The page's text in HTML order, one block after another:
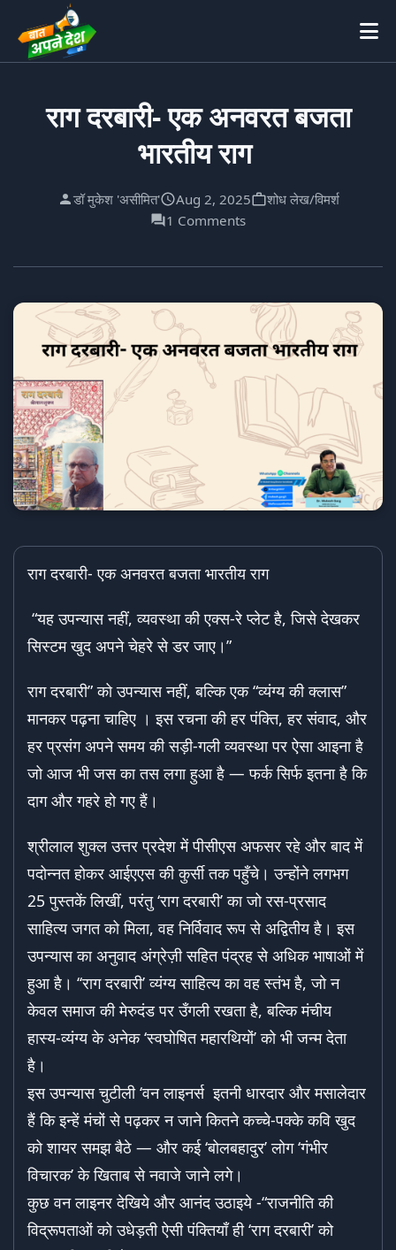
राग दरबारी- एक अनवरत बजता
भारतीय राग
डॉ मुकेश 'असीमित' Aug 2, 2025
शोध लेख/विमर्श
1 Comments
राग दरबारी- एक अनवरत बजता भारतीय राग
“यह उपन्यास नहीं, व्यवस्था की एक्स-रे प्लेट है, जिसे देखकर
सिस्टम खुद अपने चेहरे से डर जाए।”
राग दरबारी” को उपन्यास नहीं, बल्कि एक “व्यंग्य की क्लास”
मानकर पढ़ना चाहिए । इस रचना की हर पंक्ति, हर संवाद, और
हर प्रसंग अपने समय की सड़ी-गली व्यवस्था पर ऐसा आइना है
जो आज भी जस का तस लगा हुआ है — फर्क सिर्फ इतना है कि
दाग और गहरे हो गए हैं।
श्रीलाल शुक्ल उत्तर प्रदेश में पीसीएस अफसर रहे और बाद में
पदोन्नत होकर आईएएस की कुर्सी तक पहुँचे। उन्होंने लगभग
25 पुस्तकें लिखीं, परंतु ‘राग दरबारी’ का जो रस-प्रसाद
साहित्य जगत को मिला, वह निर्विवाद रूप से अद्वितीय है। इस
उपन्यास का अनुवाद अंग्रेज़ी सहित पंद्रह से अधिक भाषाओं में
हुआ है। ‘‘राग दरबारी’ व्यंग्य साहित्य का वह स्तंभ है, जो न
केवल समाज की मेरुदंड पर उँगली रखता है, बल्कि मंचीय
हास्य-व्यंग्य के अनेक ‘स्वघोषित महारथियों’ को भी जन्म देता
है।
इस उपन्यास चुटीली ‘वन लाइनर्स इतनी धारदार और मसालेदार
हैं कि इन्हें मंचों से पढ़कर न जाने कितने कच्चे-पक्के कवि खुद
को शायर समझ बैठे — और कई ‘बोलबहादुर’ लोग ‘गंभीर
विचारक’ के खिताब से नवाजे जाने लगे।
कुछ वन लाइनर देखिये और आनंद उठाइये -“राजनीति की
विद्रूपताओं को उधेड़ती ऐसी पंक्तियाँ ही ‘राग दरबारी’ को